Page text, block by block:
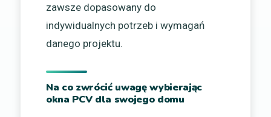
zawsze dopasowany do
indywidualnych potrzeb i wymagań
danego projektu.
Na co zwrócić uwagę wybierając
okna PCV dla swojego domu